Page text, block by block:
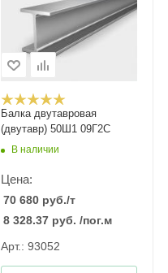
Балка двутавровая
(двутавр) 50Ш1 09Г2С
В наличии
Цена:
70 680 руб./т
8 328.37 руб. /пог.м
Арт.: 93052